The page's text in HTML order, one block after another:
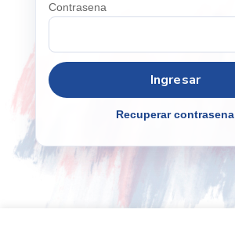
Contrasena
Recuperar contrasena